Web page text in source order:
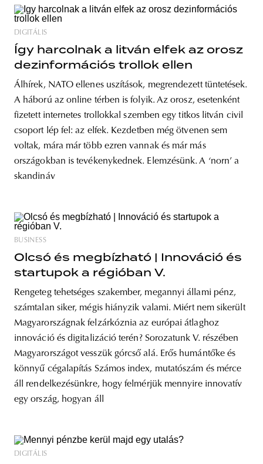
DIGITÁLIS
Így harcolnak a litván elfek az orosz
dezinformációs trollok ellen
Álhírek, NATO ellenes uszítások, megrendezett tüntetések.
A háború az online térben is folyik. Az orosz, esetenként
fizetett internetes trollokkal szemben egy titkos litván civil
csoport lép fel: az elfek. Kezdetben még ötvenen sem
voltak, mára már több ezren vannak és már más
országokban is tevékenykednek. Elemzésünk. A ‘norn’ a
skandináv
BUSINESS
Olcsó és megbízható | Innováció és
startupok a régióban V.
Rengeteg tehetséges szakember, megannyi állami pénz,
számtalan siker, mégis hiányzik valami. Miért nem sikerült
Magyarországnak felzárkóznia az európai átlaghoz
innováció és digitalizáció terén? Sorozatunk V. részében
Magyarországot vesszük górcső alá. Erős humántőke és
könnyű cégalapítás Számos index, mutatószám és mérce
áll rendelkezésünkre, hogy felmérjük mennyire innovatív
egy ország, hogyan áll
DIGITÁLIS